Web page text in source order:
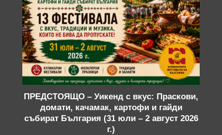
ПРЕДСТОЯЩО – Уикенд с вкус: Праскови,
домати, качамак, картофи и гайди
събират България (31 юли – 2 август 2026
г.)